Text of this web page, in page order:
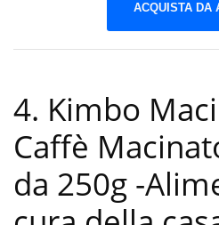
ACQUISTA DA
4. Kimbo
Caffè
da 250g -